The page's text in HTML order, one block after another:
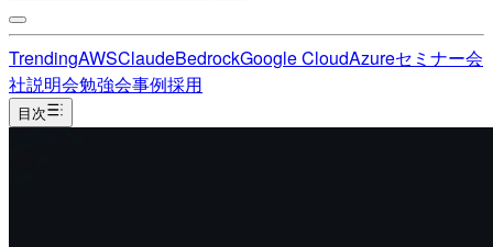
TrendingAWSClaudeBedrockGoogle CloudAzureセミナー会
社説明会勉強会事例採用
目次